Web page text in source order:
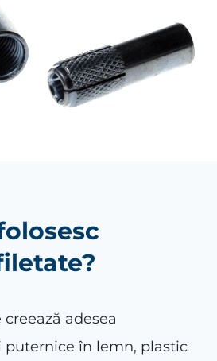
adesea
puternice în lemn, plastic